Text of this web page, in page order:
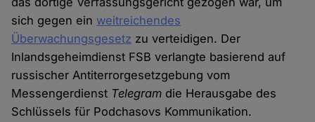
sich gegen ein weitreichendes
Überwachungsgesetz zu verteidigen. Der
Inlandsgeheimdienst FSB verlangte basierend auf
russischer Antiterrorgesetzgebung vom
Messengerdienst Telegram die Herausgabe des
Schlüssels für Podchasovs Kommunikation.